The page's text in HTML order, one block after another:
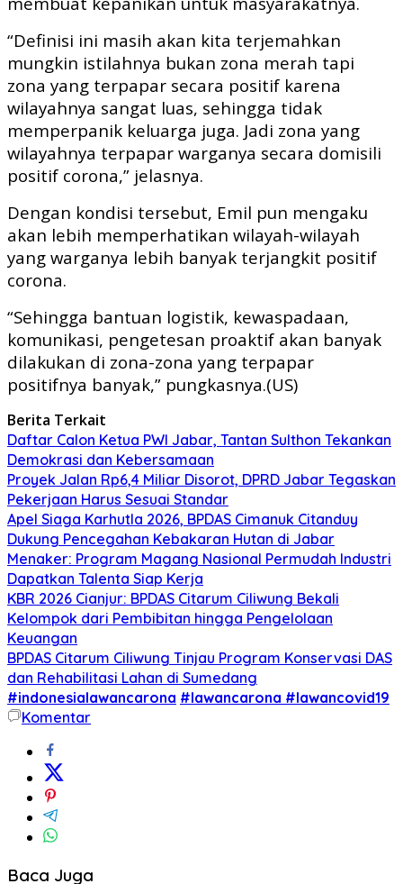
“Definisi ini masih akan kita terjemahkan
mungkin istilahnya bukan zona merah tapi
zona yang terpapar secara positif karena
wilayahnya sangat luas, sehingga tidak
memperpanik keluarga juga. Jadi zona yang
wilayahnya terpapar warganya secara domisili
positif corona,” jelasnya.
Dengan kondisi tersebut, Emil pun mengaku
akan lebih memperhatikan wilayah-wilayah
yang warganya lebih banyak terjangkit positif
corona.
“Sehingga bantuan logistik, kewaspadaan,
komunikasi, pengetesan proaktif akan banyak
dilakukan di zona-zona yang terpapar
positifnya banyak,” pungkasnya.(US)
Berita Terkait
Daftar Calon Ketua PWI Jabar, Tantan Sulthon Tekankan
Demokrasi dan Kebersamaan
Proyek Jalan Rp6,4 Miliar Disorot, DPRD Jabar Tegaskan
Pekerjaan Harus Sesuai Standar
Apel Siaga Karhutla 2026, BPDAS Cimanuk Citanduy
Dukung Pencegahan Kebakaran Hutan di Jabar
Menaker: Program Magang Nasional Permudah Industri
Dapatkan Talenta Siap Kerja
KBR 2026 Cianjur: BPDAS Citarum Ciliwung Bekali
Kelompok dari Pembibitan hingga Pengelolaan
Keuangan
BPDAS Citarum Ciliwung Tinjau Program Konservasi DAS
dan Rehabilitasi Lahan di Sumedang
#indonesialawancarona #lawancarona #lawancovid19
Komentar
Baca Juga